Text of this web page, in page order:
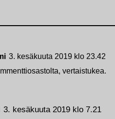
3. kesäkuuta 2019 klo 7.21
3. kesäkuuta 2019 klo 23.42
vertaistukea.